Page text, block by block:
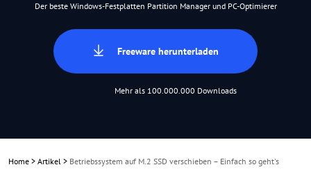
Der beste Windows-Festplatten Partition Manager und PC-Optimierer
Freeware herunterladen
Mehr als 100.000.000 Downloads
Home > Artikel > Betriebssystem auf M.2 SSD verschieben – Einfach so geht's